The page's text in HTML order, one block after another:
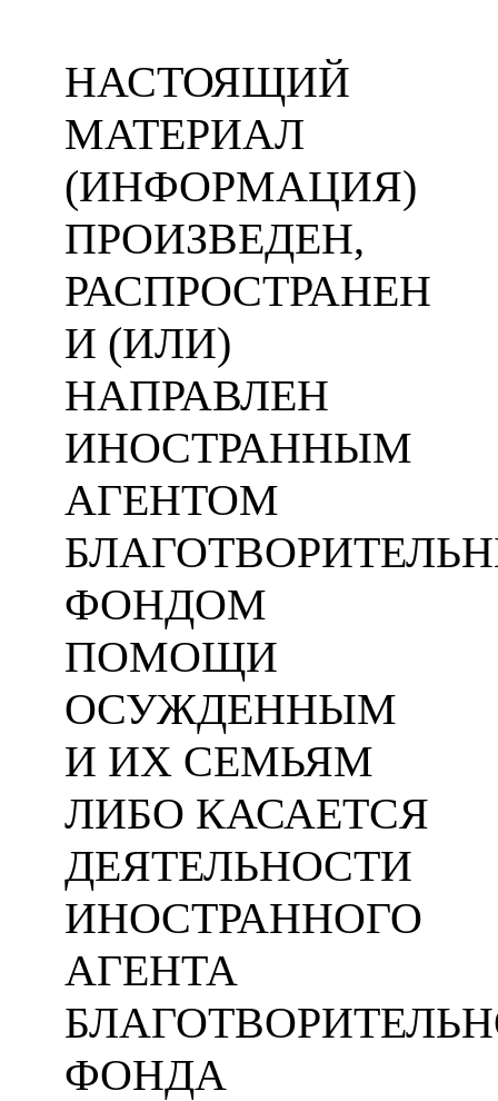
НАСТОЯЩИЙ
МАТЕРИАЛ
(ИНФОРМАЦИЯ)
ПРОИЗВЕДЕН,
РАСПРОСТРАНЕН
И (ИЛИ)
НАПРАВЛЕН
ИНОСТРАННЫМ
АГЕНТОМ
ФОНДОМ
ПОМОЩИ
ОСУЖДЕННЫМ
И ИХ СЕМЬЯМ
ЛИБО КАСАЕТСЯ
ДЕЯТЕЛЬНОСТИ
ИНОСТРАННОГО
АГЕНТА
ФОНДА